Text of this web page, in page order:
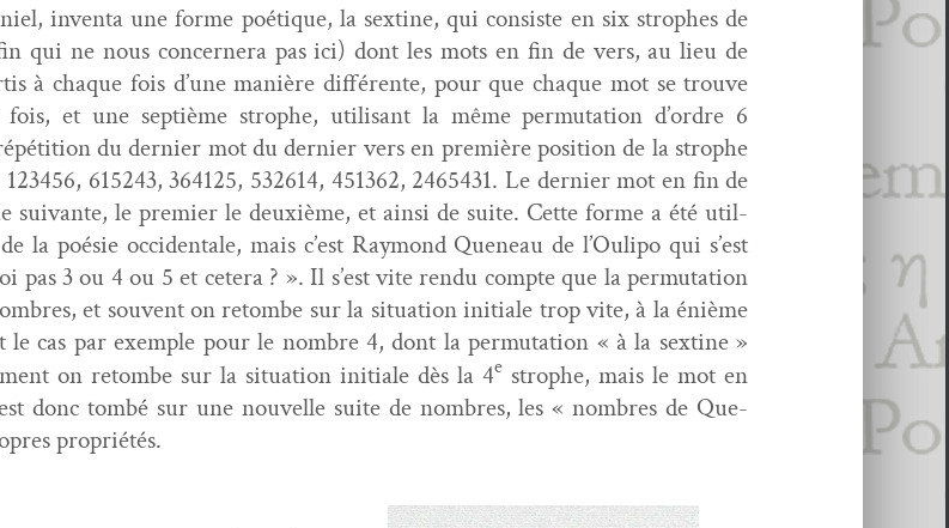
inven­ta une forme poé­tique, la sex­tine, qui con­siste en six stro­phes de
qui ne nous con­cern­era pas ici) dont les mots en fin de vers, au lieu de
à chaque fois d’une manière dif­férente, pour que chaque mot se trou­ve
et une sep­tième stro­phe, util­isant la même per­mu­ta­tion d’ordre 6
du dernier mot du dernier vers en pre­mière posi­tion de la stro­phe
615243, 364125, 532614, 451362, 2465431. Le dernier mot en fin de
suiv­ante, le pre­mier le deux­ième, et ain­si de suite. Cette forme a été util­
la poésie occi­den­tale, mais c’est Ray­mond Que­neau de l’Oulipo qui s’est
3 ou 4 ou 5 et cetera ? ». Il s’est vite ren­du compte que la per­mu­ta­tion
et sou­vent on retombe sur la sit­u­a­tion ini­tiale trop vite, à la énième
le cas par exem­ple pour le nom­bre 4, dont la per­mu­ta­tion « à la sex­tine »
on retombe sur la sit­u­a­tion ini­tiale dès la 4e stro­phe, mais le mot en
donc tombé sur une nou­velle suite de nom­bres, les « nom­bres de Que­
propriétés.